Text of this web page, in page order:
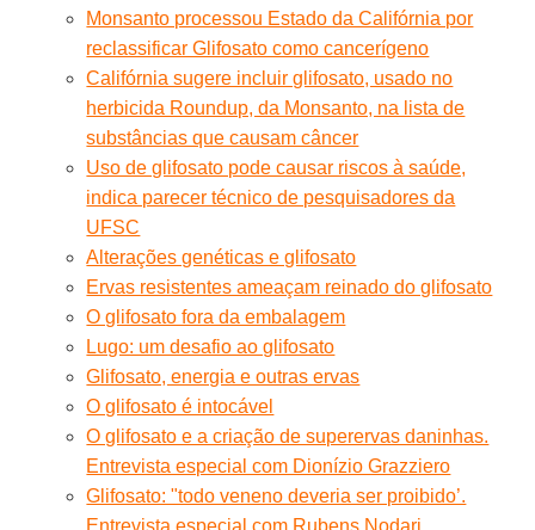
Monsanto processou Estado da Califórnia por
reclassificar Glifosato como cancerígeno
Califórnia sugere incluir glifosato, usado no
herbicida Roundup, da Monsanto, na lista de
substâncias que causam câncer
Uso de glifosato pode causar riscos à saúde,
indica parecer técnico de pesquisadores da
UFSC
Alterações genéticas e glifosato
Ervas resistentes ameaçam reinado do glifosato
O glifosato fora da embalagem
Lugo: um desafio ao glifosato
Glifosato, energia e outras ervas
O glifosato é intocável
O glifosato e a criação de superervas daninhas.
Entrevista especial com Dionízio Grazziero
Glifosato: "todo veneno deveria ser proibido’.
Entrevista especial com Rubens Nodari